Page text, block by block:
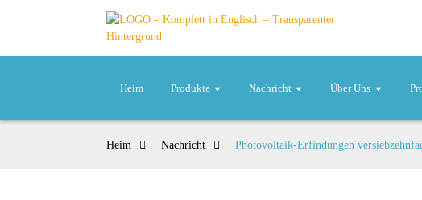
Heim Produkte Nachricht Über Uns
Heim Nachricht Photovoltaik-Erfindungen